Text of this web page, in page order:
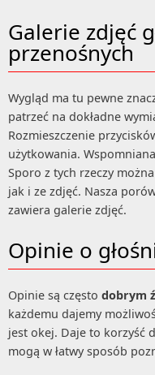
Galerie zdjęć
przenośnych
Wygląd ma tu pewne
patrzeć na dokładne
Rozmieszczenie
użytkowania.
Sporo z tych rzeczy
jak i ze zdjęć. Nasza
zawiera galerie zdjęć.
Opinie o
Opinie są często dobrym
każdemu dajemy
jest okej. Daje to korzyść
mogą w łatwy sposób